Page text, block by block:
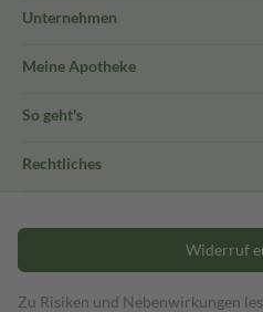
Unternehmen
Meine Apotheke
So geht's
Rechtliches
Widerruf
Zu Risiken und Nebenwirkungen